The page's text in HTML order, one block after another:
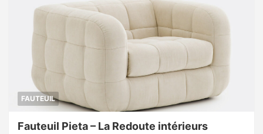
FAUTEUIL
Fauteuil Pieta – La Redoute intérieurs